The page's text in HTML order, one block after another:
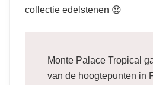
collectie edelstenen 😍
Monte Palace Tropical
van de hoogtepunten in